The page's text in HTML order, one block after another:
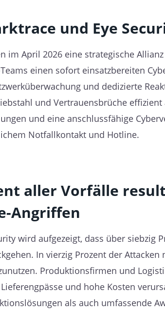
und Eye
im April 2026 eine strategische
einen sofort einsatzbereiten
und dedizierte
und Vertrauensbrüche
und eine anschlussfähige
Notfallkontakt und Hotline.
aller Vorfälle
Angriffen
wird aufgezeigt, dass über
In vierzig Prozent der
Produktionsfirmen und
und hohe Kosten
als auch umfassende